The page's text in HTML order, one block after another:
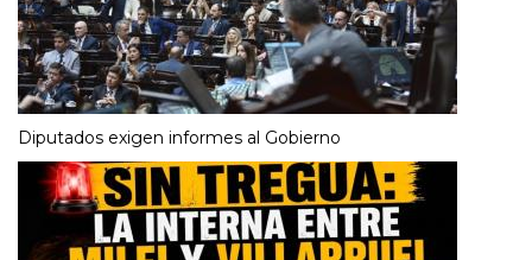
Diputados exigen informes al Gobierno